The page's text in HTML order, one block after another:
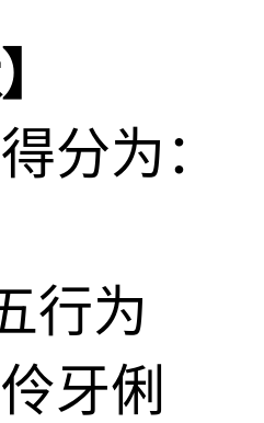
分为：
行为
牙俐